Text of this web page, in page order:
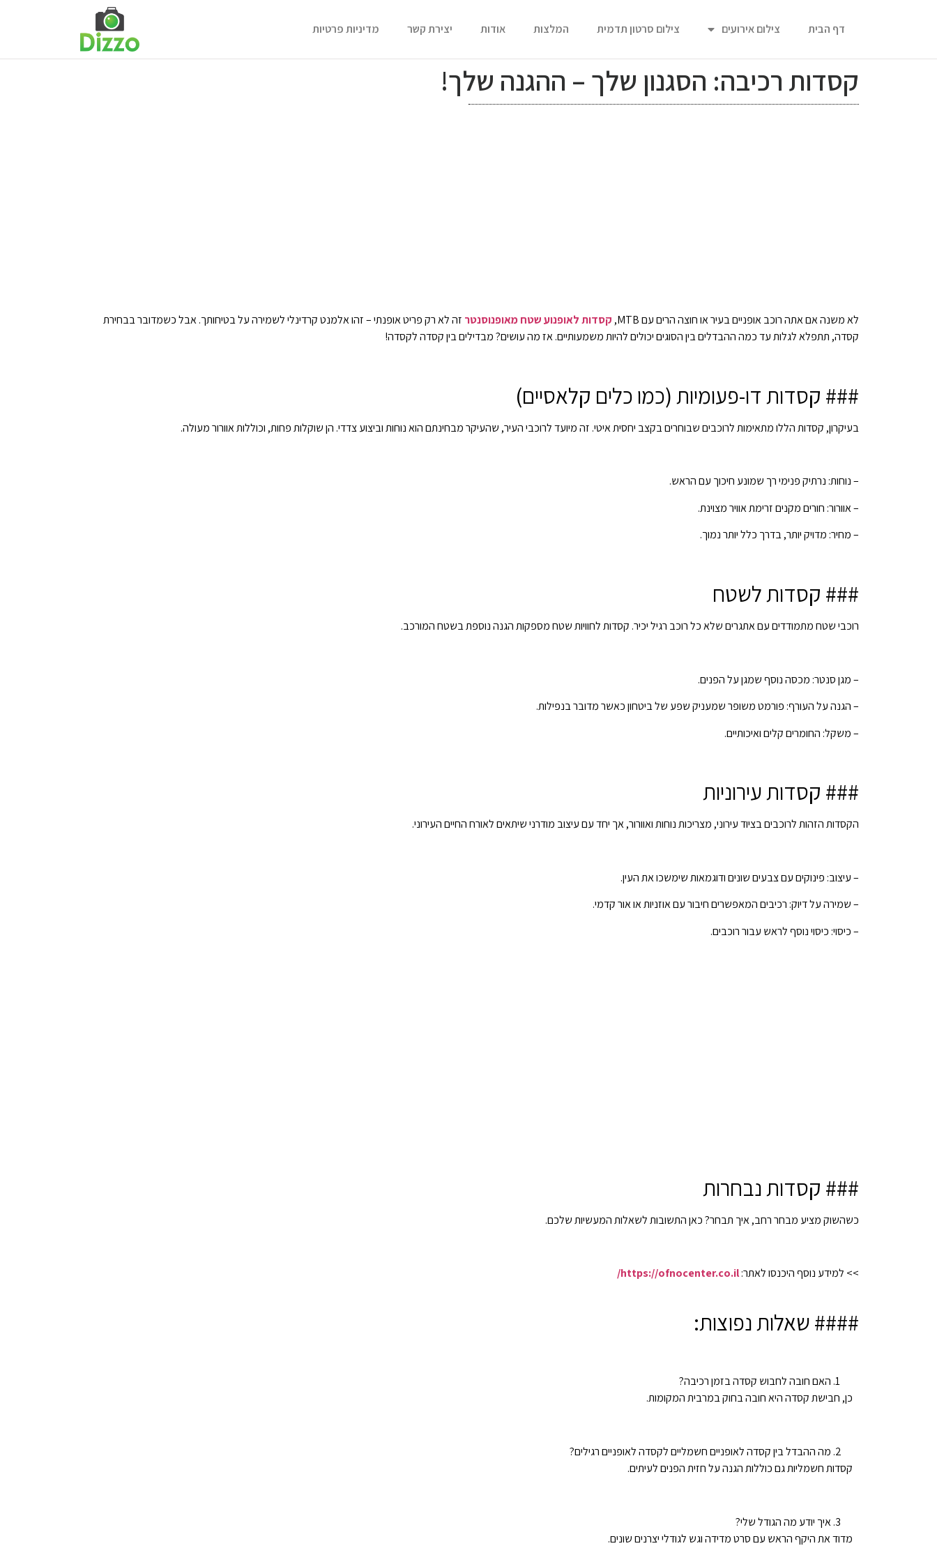
דף הבית צילום אירועים צילום סרטון תדמית המלצות אודות יצירת קשר מדיניות פרטיות
קסדות רכיבה: הסגנון שלך – ההגנה שלך!
לא משנה אם אתה רוכב אופניים בעיר או חוצה הרים עם MTB, קסדות לאופנוע שטח מאופנוסנטר זה לא רק פריט אופנתי – זהו אלמנט קרדינלי לשמירה על בטיחותך. אבל כשמדובר בבחירת
קסדה, תתפלא לגלות עד כמה ההבדלים בין הסוגים יכולים להיות משמעותיים. אז מה עושים? מבדילים בין קסדה לקסדה!
### קסדות דו-פעומיות (כמו כלים קלאסיים)
בעיקרון, קסדות הללו מתאימות לרוכבים שבוחרים בקצב יחסית איטי. זה מיועד לרוכבי העיר, שהעיקר מבחינתם הוא נוחות וביצוע צדדי. הן שוקלות פחות, וכוללות אוורור מעולה.
– נוחות: נרתיק פנימי רך שמונע חיכוך עם הראש.
– אוורור: חורים מקנים זרימת אוויר מצוינת.
– מחיר: מדויק יותר, בדרך כלל יותר נמוך.
### קסדות לשטח
רוכבי שטח מתמודדים עם אתגרים שלא כל רוכב רגיל יכיר. קסדות לחוויות שטח מספקות הגנה נוספת בשטח המורכב.
– מגן סנטר: מכסה נוסף שמגן על הפנים.
– הגנה על העורף: פורמט משופר שמעניק שפע של ביטחון כאשר מדובר בנפילות.
– משקל: החומרים קלים ואיכותיים.
### קסדות עירוניות
הקסדות הזהות לרוכבים בציוד עירוני, מצריכות נוחות ואוורור, אך יחד עם עיצוב מודרני שיתאים לאורח החיים העירוני.
– עיצוב: פינוקים עם צבעים שונים ודוגמאות שימשכו את העין.
– שמירה על דיוק: רכיבים המאפשרים חיבור עם אוזניות או אור קדמי.
– כיסוי: כיסוי נוסף לראש עבור רוכבים.
### קסדות נבחרות
כשהשוק מציע מבחר רחב, איך תבחר? כאן התשובות לשאלות המעשיות שלכם.
>> למידע נוסף היכנסו לאתר:https://ofnocenter.co.il/
#### שאלות נפוצות:
האם חובה לחבוש קסדה בזמן רכיבה?
כן, חבישת קסדה היא חובה בחוק במרבית המקומות.
מה ההבדל בין קסדה לאופניים חשמליים לקסדה לאופניים רגילים?
קסדות חשמליות גם כוללות הגנה על חזית הפנים לעיתים.
איך יודע מה הגודל שלי?
מדוד את היקף הראש עם סרט מדידה וגש לגודלי יצרנים שונים.